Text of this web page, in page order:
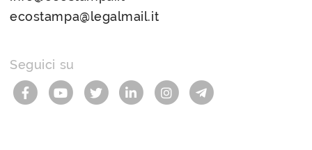
ecostampa@legalmail.it
Seguici su